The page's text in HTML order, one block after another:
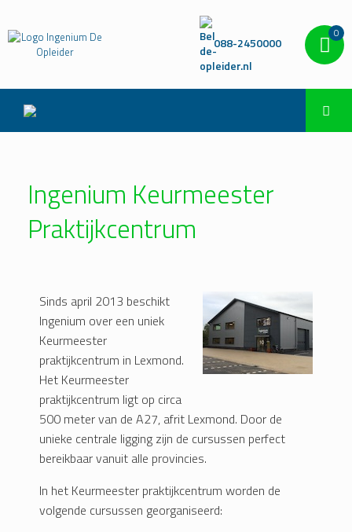
088-2450000
0
Ingenium Keurmeester
Praktijkcentrum
Sinds april 2013 beschikt
Ingenium over een uniek
Keurmeester
praktijkcentrum in Lexmond.
Het Keurmeester
praktijkcentrum ligt op circa
500 meter van de A27, afrit Lexmond. Door de
unieke centrale ligging zijn de cursussen perfect
bereikbaar vanuit alle provincies.
In het Keurmeester praktijkcentrum worden de
volgende cursussen georganiseerd: